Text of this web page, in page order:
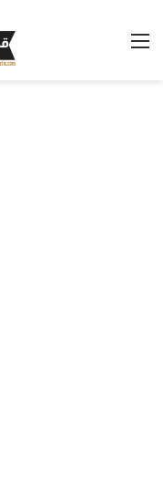
القائمة